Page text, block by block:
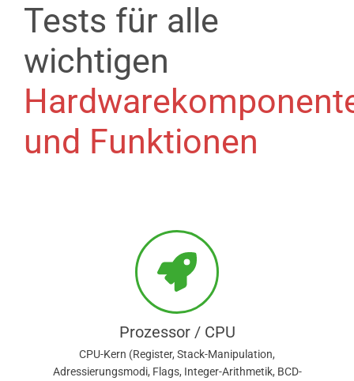
Tests für alle
wichtigen
und Funktionen
Prozessor / CPU
CPU-Kern (Register, Stack-Manipulation,
Adressierungsmodi, Flags, Integer-Arithmetik, BCD-